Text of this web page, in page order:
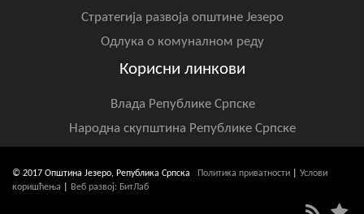
Стратегија развоја општине Језеро
Одлука о комуналном реду
Корисни линкови
Влада Републике Српске
Народна скупштина Републике Српске
© 2017 Општина Језеро, Република Српска Политика приватности
Услови
коришћења
Веб развој: БитЛаб